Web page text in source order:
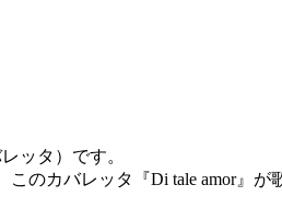
ッタ）です。
このカバレッタ『Di tale amor』が